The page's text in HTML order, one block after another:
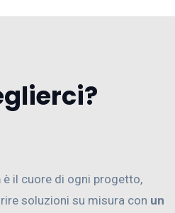
è il cuore di ogni progetto,
soluzioni su misura con un